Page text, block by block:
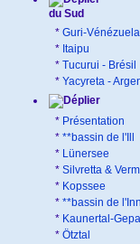
du Sud
* Guri-Vénézuela
* Itaipu
* Tucurui - Brésil
* Yacyreta -
* Présentation
* **bassin de l'Ill
* Lünersee
* Silvretta &
* Kopssee
* **bassin de l'Inn
* Kaunertal-
* Ötztal